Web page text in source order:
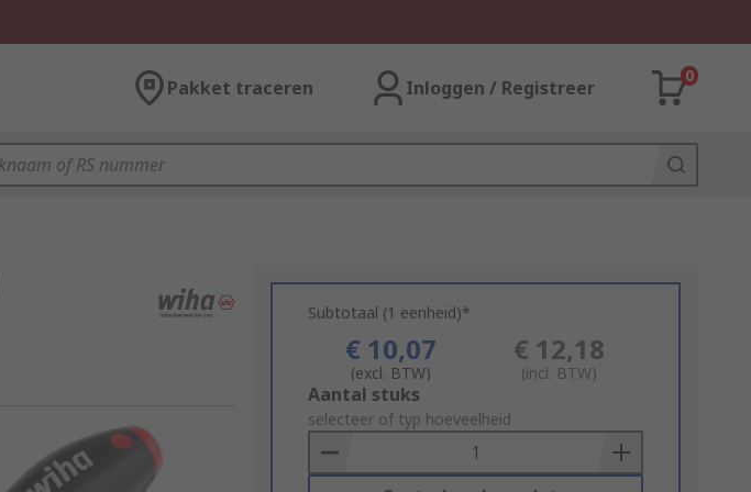
Pakket traceren Inloggen / Registreer
0
Subtotaal (1 eenheid)*
€ 10,07
(excl. BTW)
€ 12,18
(incl. BTW)
Add
to
Basket
Aantal stuks
selecteer of typ hoeveelheid